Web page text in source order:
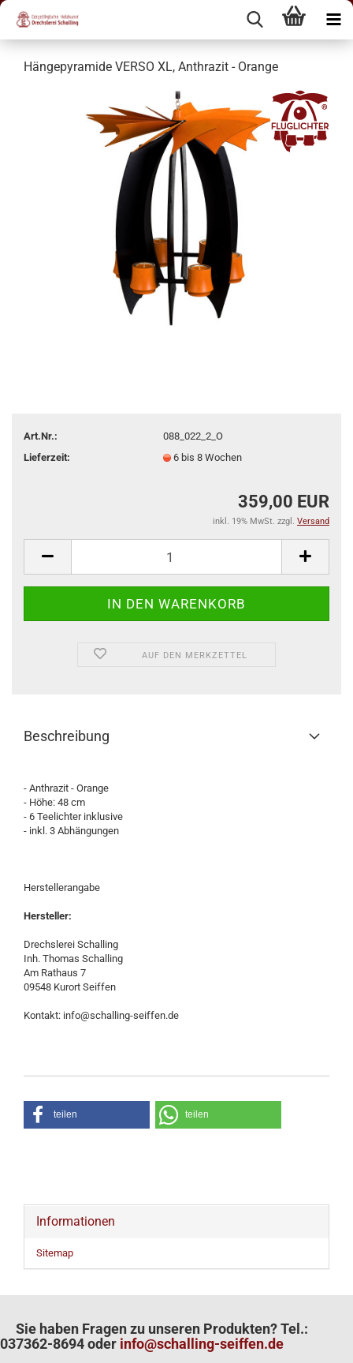
Hängepyramide VERSO XL, Anthrazit - Orange
Art.Nr.:
088_022_2_O
Lieferzeit:
6 bis 8 Wochen
359,00 EUR
inkl. 19% MwSt. zzgl. Versand
AUF DEN MERKZETTEL
Beschreibung
- Anthrazit - Orange
- Höhe: 48 cm
- 6 Teelichter inklusive
- inkl. 3 Abhängungen
Herstellerangabe
Hersteller:
Drechslerei Schalling
Inh. Thomas Schalling
Am Rathaus 7
09548 Kurort Seiffen
Kontakt: info@schalling-seiffen.de
teilen teilen
Informationen
Sitemap
Sie haben Fragen zu unseren Produkten? Tel.:
037362-8694 oder info@schalling-seiffen.de